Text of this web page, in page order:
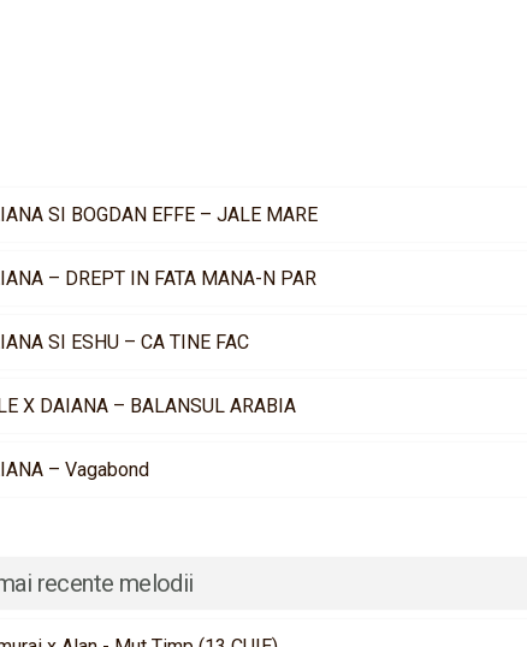
SI BOGDAN EFFE – JALE MARE
– DREPT IN FATA MANA-N PAR
SI ESHU – CA TINE FAC
X DAIANA – BALANSUL ARABIA
– Vagabond
recente melodii